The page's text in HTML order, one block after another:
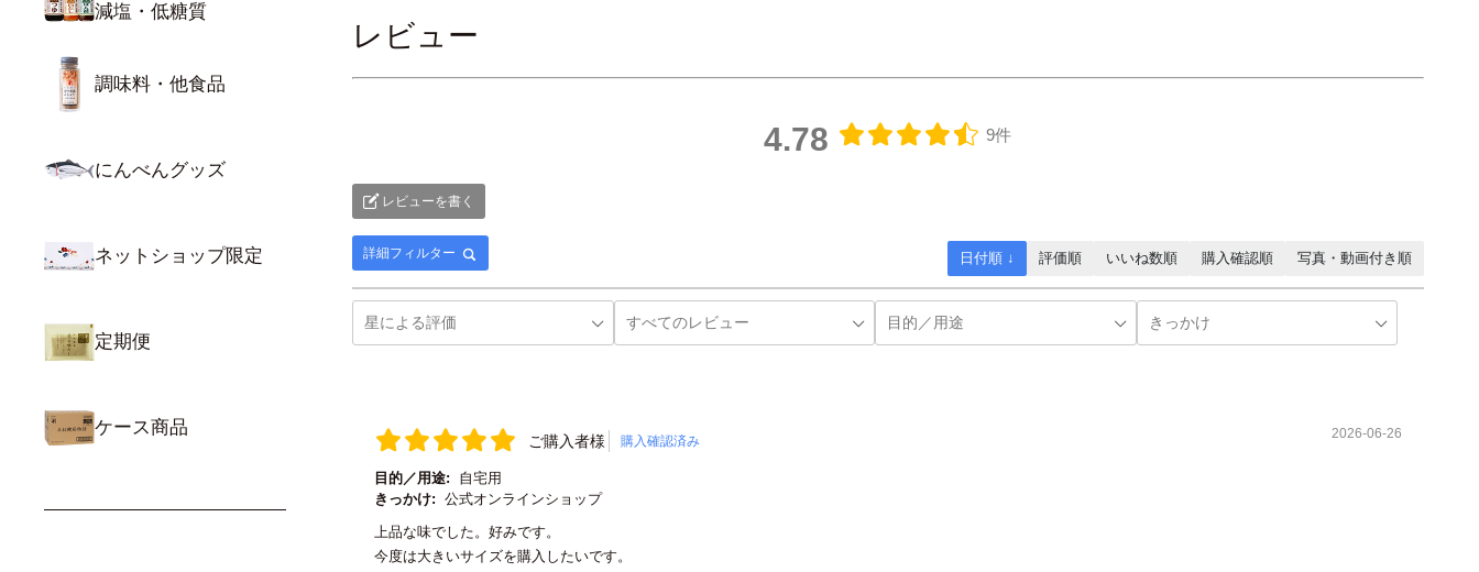
減塩・低糖質
調味料・他食品
にんべんグッズ
ネットショップ限定
定期便
ケース商品
レビュー
4.78 9件
レビューを書く
詳細フィルター 日付順 ↓ 評価順 いいね数順 購入確認順 写真・動画付き順
ご購入者様 購入確認済み 2026-06-26
目的／用途:
自宅用
きっかけ: 公式オンラインショップ
上品な味でした。好みです。
今度は大きいサイズを購入したいです。